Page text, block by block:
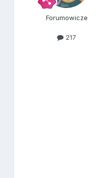
Forumowicze
217